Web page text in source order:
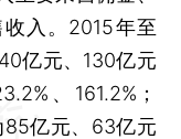
入。2015年至
亿元、130亿元
、161.2%；
85亿元、63亿元